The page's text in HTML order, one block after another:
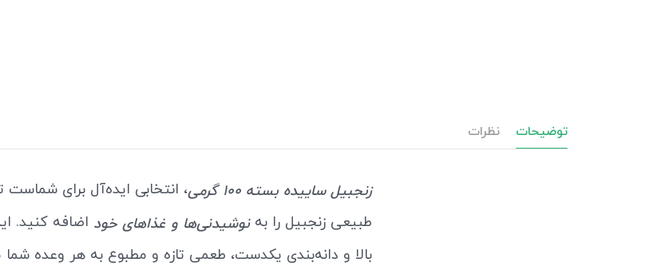
توضیحات نظرات
زنجبیل ساییده بسته 100 گرمی
، انتخابی ایده‌آل برای شماست
طبیعی زنجبیل را بهنوشیدنی‌ها و غذاهای خود اضافه کنید.
بالا و دانه‌بندی یکدست، طعمی تازه و مطبوع به هر وعده